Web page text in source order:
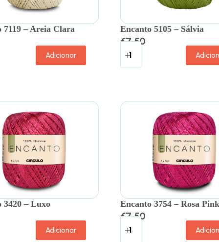
7119 – Areia Clara
Adicionar
Encanto 5105 – Sálvia
€7.50
3420 – Luxo
Adicionar
Encanto 3754 – Rosa Pink
€7.50